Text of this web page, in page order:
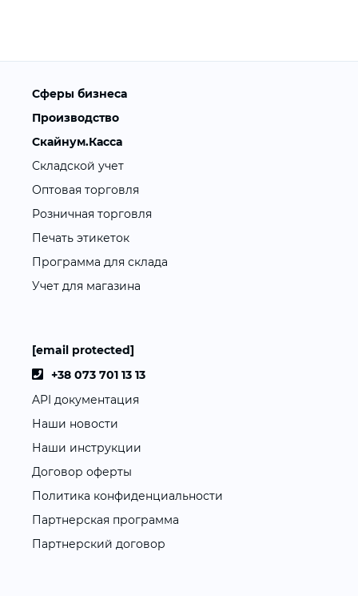
Сферы бизнеса
Производство
Скайнум.Касса
Складской учет
Оптовая торговля
Розничная торговля
Печать этикеток
Программа для склада
Учет для магазина
[email protected]
+38 073 701 13 13
API документация
Наши новости
Наши инструкции
Договор оферты
Политика конфиденциальности
Партнерская программа
Партнерский договор